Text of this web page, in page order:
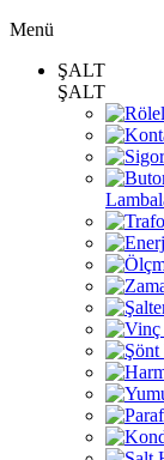
Menü
ŞALT
ŞALT